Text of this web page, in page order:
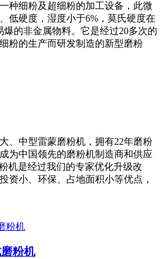
种细粉及超细粉的加工设备，此微
低硬度，湿度小于6%，莫氏硬度在
爆的非金属物料。它是经过20多次的
粉的生产而研发制造的新型磨粉
、中型雷蒙磨粉机，拥有22年磨粉
为中国领先的磨粉机制造商和供应
机是经过我们的专家优化升级改
资小、环保、占地面积小等优点，
粉机